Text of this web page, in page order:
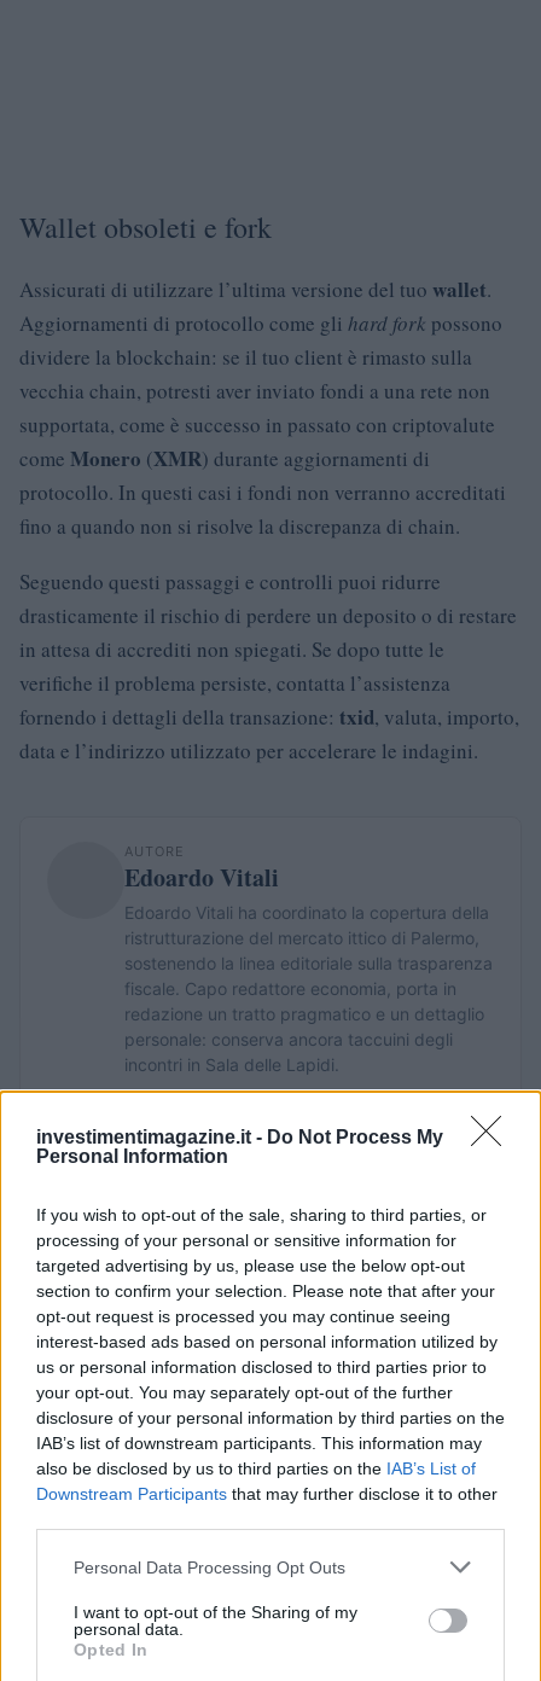
investimentimagazine.it - Do Not Process My
Personal Information
If you wish to opt-out of the sale, sharing to third parties, or
processing of your personal or sensitive information for
targeted advertising by us, please use the below opt-out
section to confirm your selection. Please note that after your
opt-out request is processed you may continue seeing
interest-based ads based on personal information utilized by
us or personal information disclosed to third parties prior to
your opt-out. You may separately opt-out of the further
disclosure of your personal information by third parties on the
IAB’s list of downstream participants. This information may
also be disclosed by us to third parties on the IAB’s List of
Downstream Participants that may further disclose it to other
Please note that this website/app uses one or more Google
not limited to your visit or usage behaviour. You may click to
grant or deny consent to Google and its third-party tags to
use your data for below specified purposes in below Google
Personal Data Processing Opt Outs
I want to opt-out of the Sharing of my
personal data.
Opted In
Wallet obsoleti e fork
Assicurati di utilizzare l’ultima versione del tuo wallet.
Aggiornamenti di protocollo come gli hard fork possono
dividere la blockchain: se il tuo client è rimasto sulla
vecchia chain, potresti aver inviato fondi a una rete non
supportata, come è successo in passato con criptovalute
come Monero (XMR) durante aggiornamenti di
protocollo. In questi casi i fondi non verranno accreditati
fino a quando non si risolve la discrepanza di chain.
Seguendo questi passaggi e controlli puoi ridurre
drasticamente il rischio di perdere un deposito o di restare
in attesa di accrediti non spiegati. Se dopo tutte le
verifiche il problema persiste, contatta l’assistenza
fornendo i dettagli della transazione: txid, valuta, importo,
data e l’indirizzo utilizzato per accelerare le indagini.
AUTORE
Edoardo Vitali
Edoardo Vitali ha coordinato la copertura della
ristrutturazione del mercato ittico di Palermo,
sostenendo la linea editoriale sulla trasparenza
fiscale. Capo redattore economia, porta in
redazione un tratto pragmatico e un dettaglio
personale: conserva ancora taccuini degli
incontri in Sala delle Lapidi.